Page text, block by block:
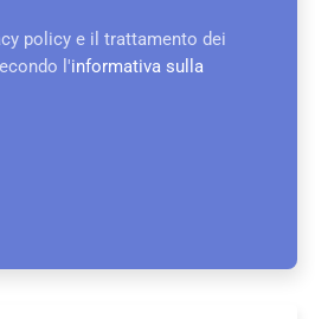
policy e il trattamento dei
l'informativa sulla